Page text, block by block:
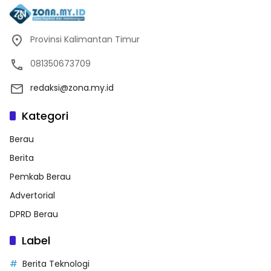
Provinsi Kalimantan Timur
081350673709
redaksi@zona.my.id
Kategori
Berau
Berita
Pemkab Berau
Advertorial
DPRD Berau
Label
Berita Teknologi